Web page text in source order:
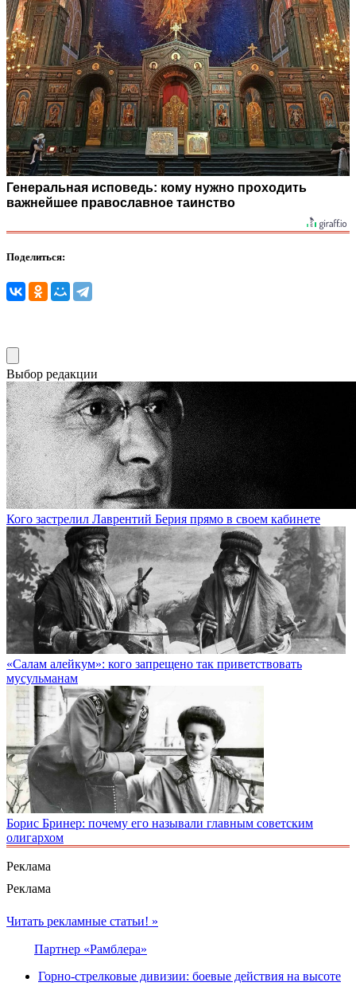
Генеральная исповедь: кому нужно проходить
важнейшее православное таинство
Поделиться:
Выбор редакции
Кого застрелил Лаврентий Берия прямо в своем кабинете
«Салам алейкум»: кого запрещено так приветствовать
мусульманам
Борис Бринер: почему его называли главным советским
олигархом
Реклама
Реклама
Читать рекламные статьи! »
Партнер «Рамблера»
Горно-стрелковые дивизии: боевые действия на высоте